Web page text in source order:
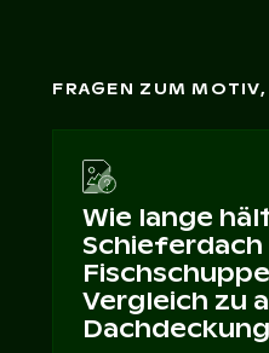
FRAGEN ZUM
Wie lange
Schieferdach
Vergleich zu